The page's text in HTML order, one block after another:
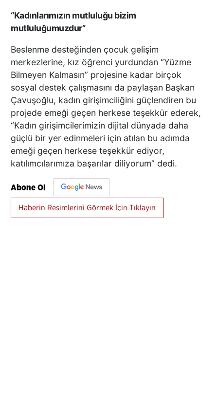
“Kadınlarımızın mutluluğu bizim
mutluluğumuzdur”
Beslenme desteğinden çocuk gelişim
merkezlerine, kız öğrenci yurdundan “Yüzme
Bilmeyen Kalmasın” projesine kadar birçok
sosyal destek çalışmasını da paylaşan Başkan
Çavuşoğlu, kadın girişimciliğini güçlendiren bu
projede emeği geçen herkese teşekkür ederek,
“Kadın girişimcilerimizin dijital dünyada daha
güçlü bir yer edinmeleri için atılan bu adımda
emeği geçen herkese teşekkür ediyor,
katılımcılarımıza başarılar diliyorum” dedi.
Abone Ol
Haberin Resimlerini Görmek İçin Tıklayın